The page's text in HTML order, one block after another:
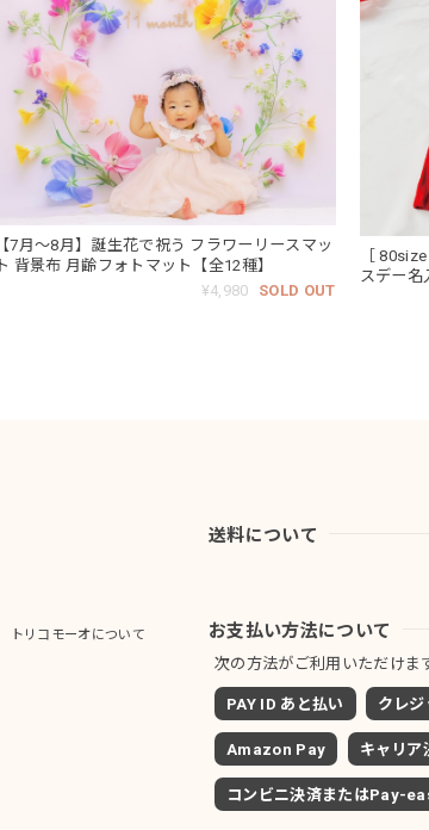
【7月～8月】誕生花で祝う フラワーリースマッ
ト 背景布 月齢フォトマット【全12種】
¥4,980
SOLD OUT
［
スデー名
トリコモーオについて
送料について
お支払い方法について
次の方法がご利用いただけま
PAY ID あと払い クレジ
Amazon Pay キャリア
コンビニ決済またはPay-